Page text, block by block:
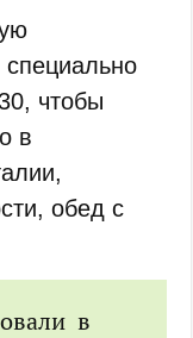
чтобы
в
обед с
в